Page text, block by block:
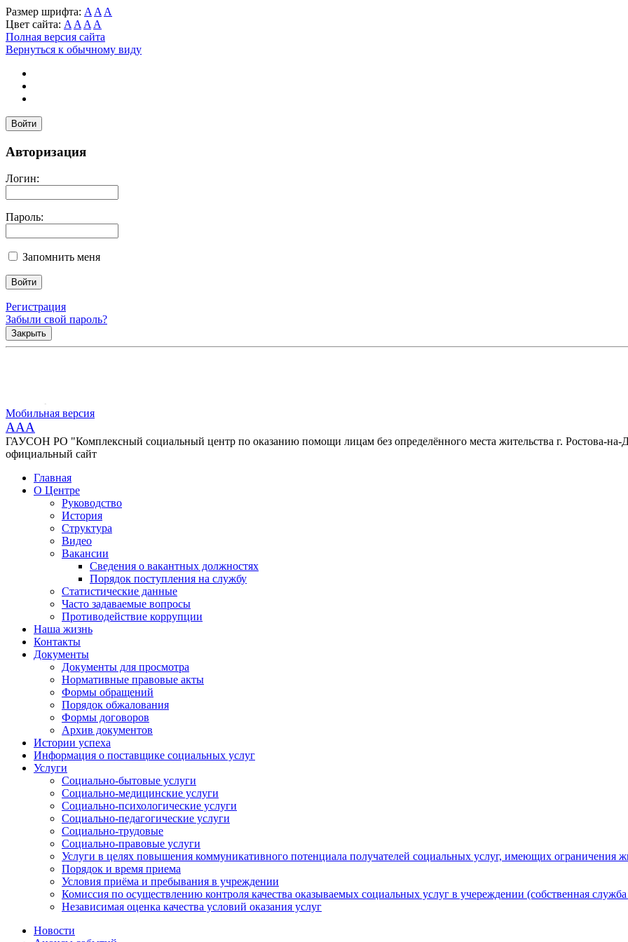
Размер шрифта: A A A
Цвет сайта: A A A A
Полная версия сайта
Вернуться к обычному виду
Войти
Авторизация
Логин:
Пароль:
Запомнить меня
Регистрация
Забыли свой пароль?
Закрыть
Мобильная версия
AAA
ГАУСОН РО "Комплексный социальный центр по оказанию помощи лицам без определённого места жительства г. Ростова-на-
официальный сайт
Главная
О Центре
Руководство
История
Структура
Видео
Вакансии
Сведения о вакантных должностях
Порядок поступления на службу
Статистические данные
Часто задаваемые вопросы
Противодействие коррупции
Наша жизнь
Контакты
Документы
Документы для просмотра
Нормативные правовые акты
Формы обращений
Порядок обжалования
Формы договоров
Архив документов
Истории успеха
Информация о поставщике социальных услуг
Услуги
Социально-бытовые услуги
Социально-медицинские услуги
Социально-психологические услуги
Социально-педагогические услуги
Социально-трудовые
Социально-правовые услуги
Услуги в целях повышения коммуникативного потенциала получателей социальных услуг, имеющих ограничения
Порядок и время приема
Условия приёма и пребывания в учреждении
Комиссия по осуществлению контроля качества оказываемых социальных услуг в учереждении (собственная
Независимая оценка качества условий оказания услуг
Новости